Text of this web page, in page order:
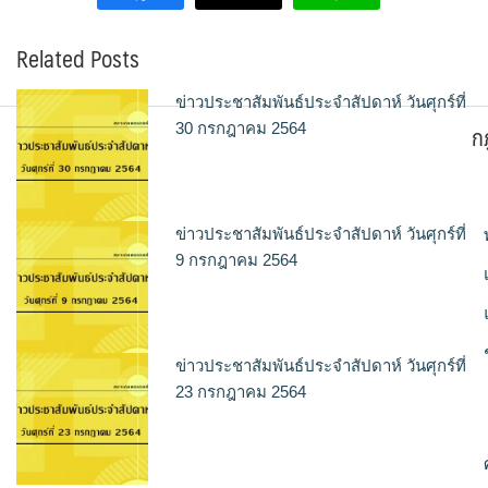
Related Posts
ข่าวประชาสัมพันธ์ประจำสัปดาห์ วันศุกร์ที่
30 กรกฎาคม 2564
ข่าวประชาสัมพันธ์ประจำสัปดาห์ วันศุกร์ที่
9 กรกฎาคม 2564
ข่าวประชาสัมพันธ์ประจำสัปดาห์ วันศุกร์ที่
23 กรกฎาคม 2564